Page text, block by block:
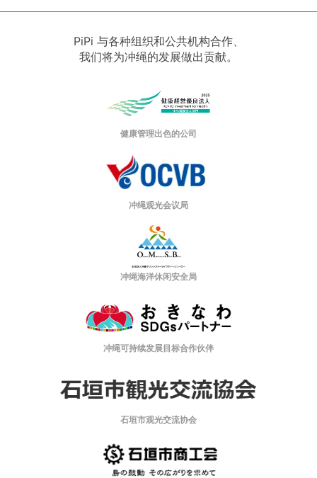
PiPi 与各种组织和公共机构合作、
我们将为冲绳的发展做出贡献。
健康管理出色的公司
冲绳观光会议局
冲绳海洋休闲安全局
冲绳可持续发展目标合作伙伴
石垣市观光交流协会